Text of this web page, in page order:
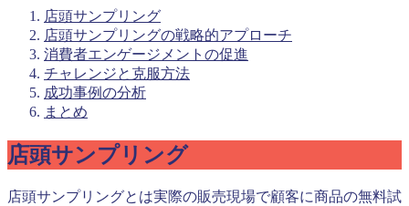
店頭サンプリング
店頭サンプリングの戦略的アプローチ
消費者エンゲージメントの促進
チャレンジと克服方法
成功事例の分析
まとめ
店頭サンプリング
店頭サンプリングとは実際の販売現場で顧客に商品の無料試